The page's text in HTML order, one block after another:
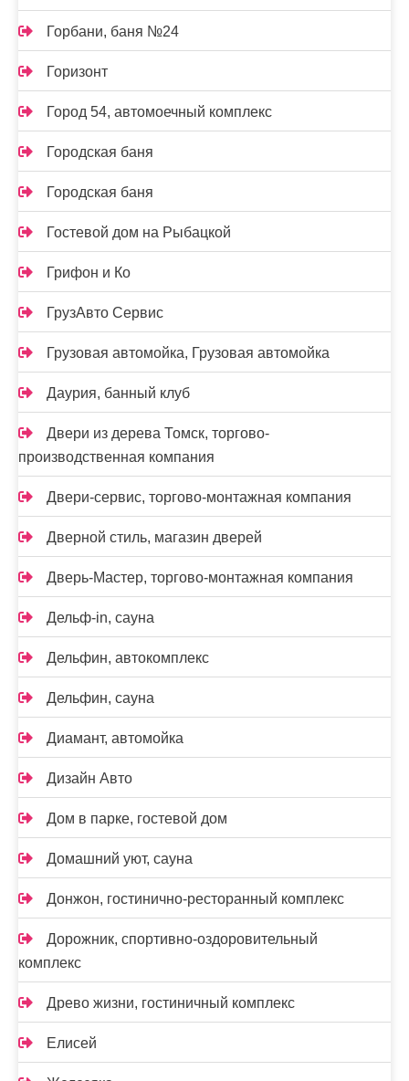
Горбани, баня №24
Горизонт
Город 54, автомоечный комплекс
Городская баня
Городская баня
Гостевой дом на Рыбацкой
Грифон и Ко
ГрузАвто Сервис
Грузовая автомойка, Грузовая автомойка
Даурия, банный клуб
Двери из дерева Томск, торгово-
производственная компания
Двери-сервис, торгово-монтажная компания
Дверной стиль, магазин дверей
Дверь-Мастер, торгово-монтажная компания
Дельф-in, сауна
Дельфин, автокомплекс
Дельфин, сауна
Диамант, автомойка
Дизайн Авто
Дом в парке, гостевой дом
Домашний уют, сауна
Донжон, гостинично-ресторанный комплекс
Дорожник, спортивно-оздоровительный
комплекс
Древо жизни, гостиничный комплекс
Елисей